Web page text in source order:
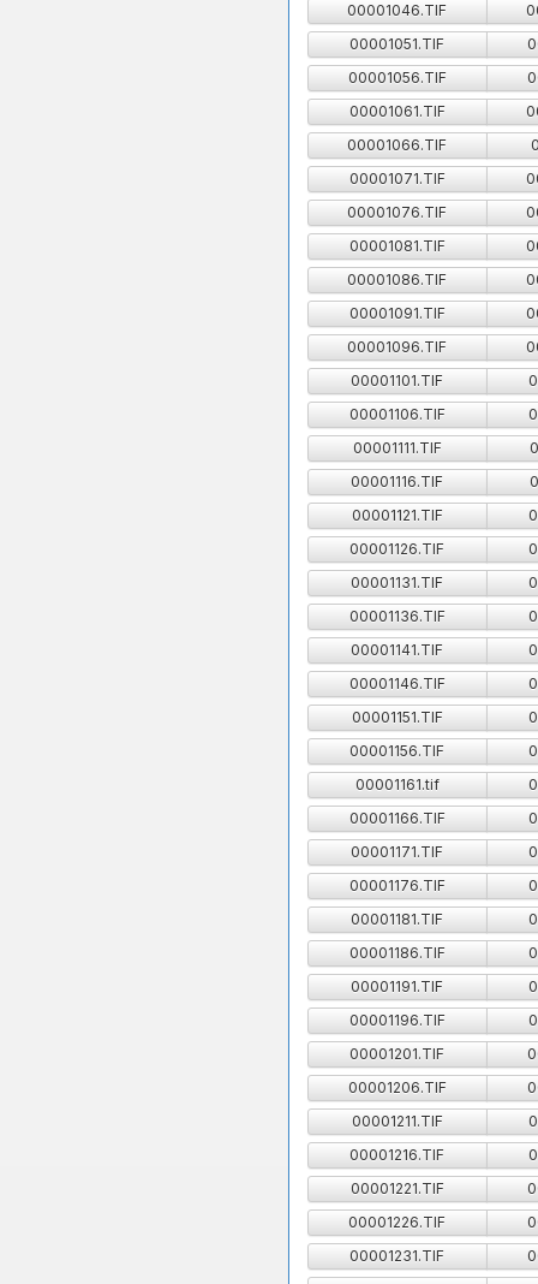
00001046.TIF
00001051.TIF
00001056.TIF
00001061.TIF
00001066.TIF
00001071.TIF
00001076.TIF
00001081.TIF
00001086.TIF
00001091.TIF
00001096.TIF
00001101.TIF
00001106.TIF
00001111.TIF
00001116.TIF
00001121.TIF
00001126.TIF
00001131.TIF
00001136.TIF
00001141.TIF
00001146.TIF
00001151.TIF
00001156.TIF
00001161.tif
00001166.TIF
00001171.TIF
00001176.TIF
00001181.TIF
00001186.TIF
00001191.TIF
00001196.TIF
00001201.TIF
00001206.TIF
00001211.TIF
00001216.TIF
00001221.TIF
00001226.TIF
00001231.TIF